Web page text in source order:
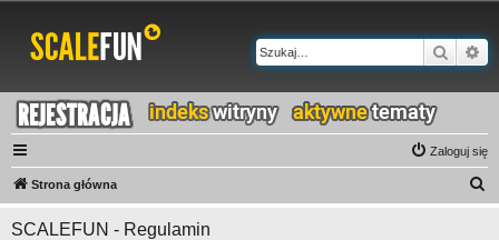
Szukaj
Zaloguj się
Strona główna
SCALEFUN - Regulamin